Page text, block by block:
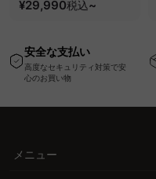
ク・コンセント・
ー機能搭載ワークデス
ク
¥29,990税込~
安全な支払い
高度なセキュリティ対策で安
心のお買い物
メニュー